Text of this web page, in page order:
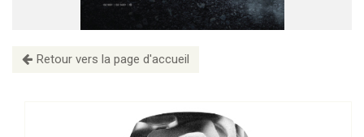
Retour vers la page d'accueil